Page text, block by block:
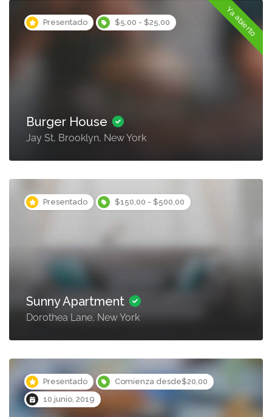
Presentado $5,00 - $25,00 Ya abierto
Burger House
Jay St, Brooklyn, New York
Presentado $150,00 - $500,00
Sunny Apartment
Dorothea Lane, New York
Presentado
Comienza desde$20,00
10 junio, 2019